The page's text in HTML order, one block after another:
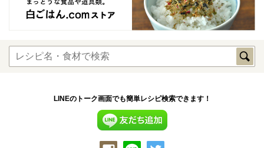
LINEのトーク画面でも簡単レシピ検索できます！